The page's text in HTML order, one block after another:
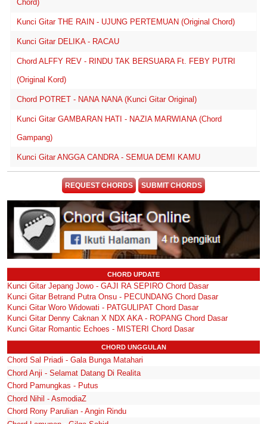
Chord)
Kunci Gitar THE RAIN - UJUNG PERTEMUAN (Original Chord)
Kunci Gitar DELIKA - RACAU
Chord ALFFY REV - RINDU TAK BERSUARA Ft. FEBY PUTRI
(Original Kord)
Chord POTRET - NANA NANA (Kunci Gitar Original)
Kunci Gitar GAMBARAN HATI - NAZIA MARWIANA (Chord
Gampang)
Kunci Gitar ANGGA CANDRA - SEMUA DEMI KAMU
REQUEST CHORDS SUBMIT CHORDS
CHORD UPDATE
Kunci Gitar Jepang Jowo - GAJI RA SEPIRO Chord Dasar
Kunci Gitar Betrand Putra Onsu - PECUNDANG Chord Dasar
Kunci Gitar Woro Widowati - PATGULIPAT Chord Dasar
Kunci Gitar Denny Caknan X NDX AKA - ROPANG Chord Dasar
Kunci Gitar Romantic Echoes - MISTERI Chord Dasar
CHORD UNGGULAN
Chord Sal Priadi - Gala Bunga Matahari
Chord Anji - Selamat Datang Di Realita
Chord Pamungkas - Putus
Chord Nihil - AsmodiaZ
Chord Rony Parulian - Angin Rindu